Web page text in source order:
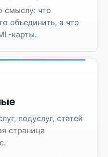
смыслу: что
объединить, а что
карты.
подуслуг, статей
страница